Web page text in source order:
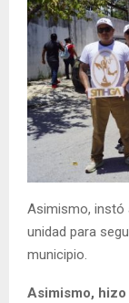
Asimismo, instó
unidad para
municipio.
Asimismo,